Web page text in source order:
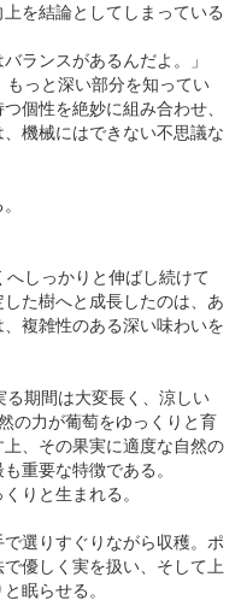
を結論としてしまっている
ランスがあるんだよ。」
っと深い部分を知ってい
個性を絶妙に組み合わせ、
機械にはできない不思議な
しっかりと伸ばし続けて
た樹へと成長したのは、あ
複雑性のある深い味わいを
期間は大変長く、涼しい
の力が葡萄をゆっくりと育
、その果実に適度な自然の
重要な特徴である。
りと生まれる。
選りすぐりながら収穫。ポ
優しく実を扱い、そして上
眠らせる。